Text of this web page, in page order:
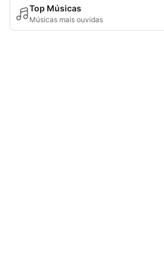
Top Músicas
Músicas mais ouvidas